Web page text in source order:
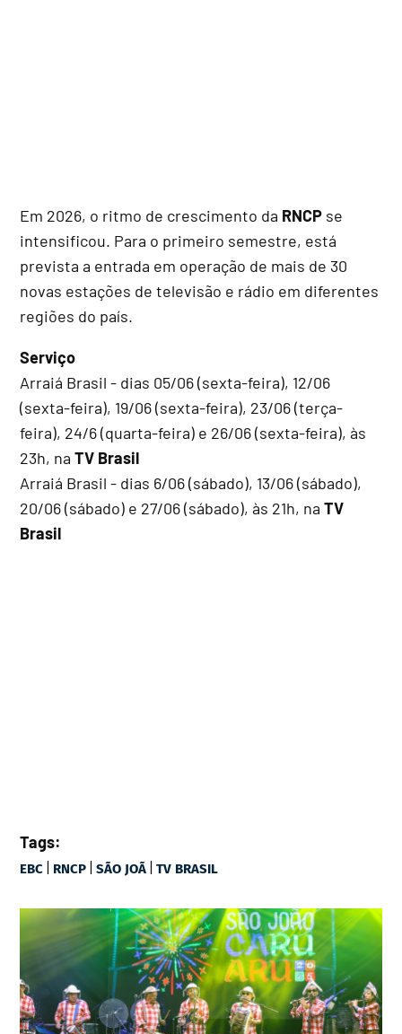
Em 2026, o ritmo de crescimento da RNCP se
intensificou. Para o primeiro semestre, está
prevista a entrada em operação de mais de 30
novas estações de televisão e rádio em diferentes
regiões do país.
Serviço
Arraiá Brasil - dias 05/06 (sexta-feira), 12/06
(sexta-feira), 19/06 (sexta-feira), 23/06 (terça-
feira), 24/6 (quarta-feira) e 26/06 (sexta-feira), às
23h, naTV Brasil
Arraiá Brasil - dias 6/06 (sábado), 13/06 (sábado),
20/06 (sábado) e 27/06 (sábado), às 21h, naTV
Brasil
Tags:
EBC | RNCP |SÃO JOÃ |TV BRASIL